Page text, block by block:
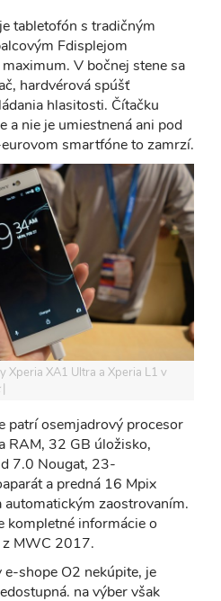
je tabletofón s tradičným
Fdisplejom
V bočnej stene sa
hardvérová spúšť
hlasitosti. Čítačku
a nie je umiestnená ani pod
smartfóne to zamrzí.
Xperia XA1 Ultra a Xperia L1 v
patrí osemjadrový procesor
RAM, 32 GB úložisko,
7.0 Nougat, 23-
a predná 16 Mpix
automatickým zaostrovaním.
kompletné informácie o
z MWC 2017.
shope O2 nekúpite, je
na výber však